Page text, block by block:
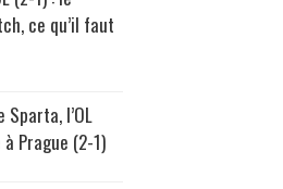
ce qu’il faut
l’OL
Prague (2-1)